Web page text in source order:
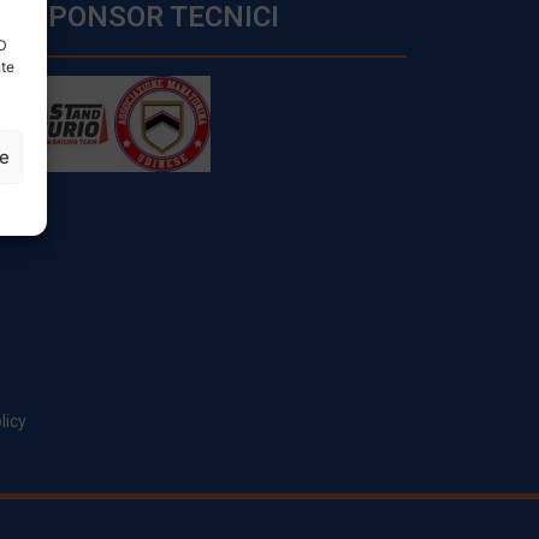
SPONSOR TECNICI